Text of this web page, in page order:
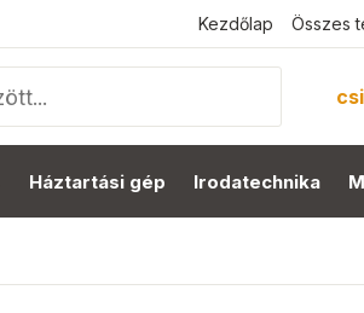
Kezdőlap Összes
Háztartási gép Irodatechnika